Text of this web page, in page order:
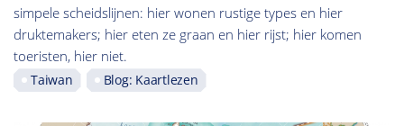
simpele scheidslijnen: hier wonen rustige types en hier
druktemakers; hier eten ze graan en hier rijst; hier komen
toeristen, hier niet.
Taiwan Blog: Kaartlezen